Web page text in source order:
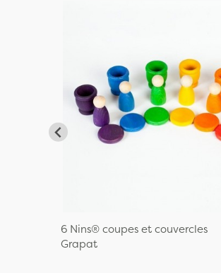
6 Nins® coupes et couvercles
Grapat